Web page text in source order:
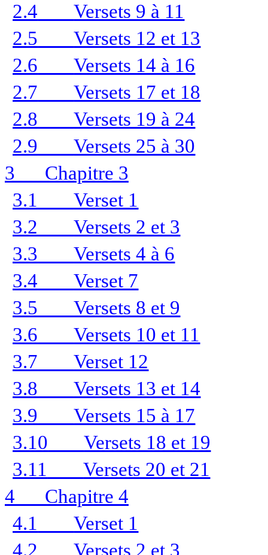
2.4
Versets 9 à 11
2.5
Versets 12 et 13
2.6
Versets 14 à 16
2.7
Versets 17 et 18
2.8
Versets 19 à 24
2.9
Versets 25 à 30
3
Chapitre 3
3.1
Verset 1
3.2
Versets 2 et 3
3.3
Versets 4 à 6
3.4
Verset 7
3.5
Versets 8 et 9
3.6
Versets 10 et 11
3.7
Verset 12
3.8
Versets 13 et 14
3.9
Versets 15 à 17
3.10
Versets 18 et 19
3.11
Versets 20 et 21
4
Chapitre 4
4.1
Verset 1
4.2
Versets 2 et 3